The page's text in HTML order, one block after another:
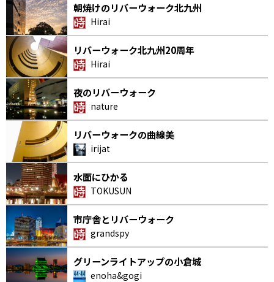
朝焼けのリバーウォーク北九州
Hirai
リバーウォーク北九州20周年
Hirai
夜のリバーウォーク
nature
リバーウォークの曲線美
irijat
水面にひかる
TOKUSUN
市庁舎とリバーウォーク
grandspy
グリーンライトアップの小倉城
enoha&gogi